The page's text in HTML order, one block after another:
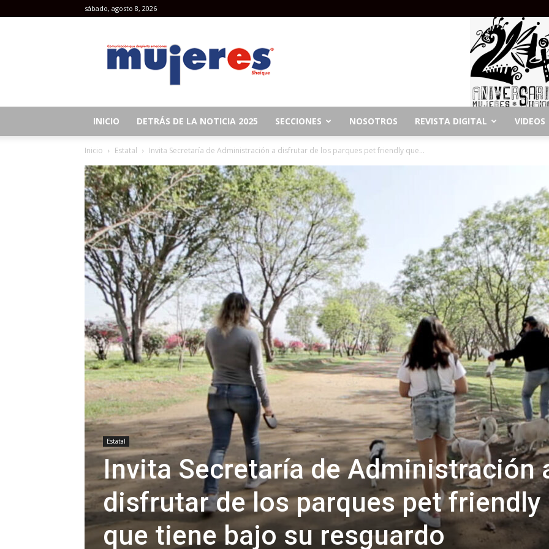
sábado, agosto 8, 2026
Mujeres
INICIO DETRÁS DE LA NOTICIA 2025 SECCIONES NOSOTROS REVISTA DIGITAL VIDEOS
Inicio Estatal Invita Secretaría de Administración a disfrutar de los parques pet friendly que...
Estatal
Invita Secretaría de Administración
disfrutar de los parques pet friendly
que tiene bajo su resguardo